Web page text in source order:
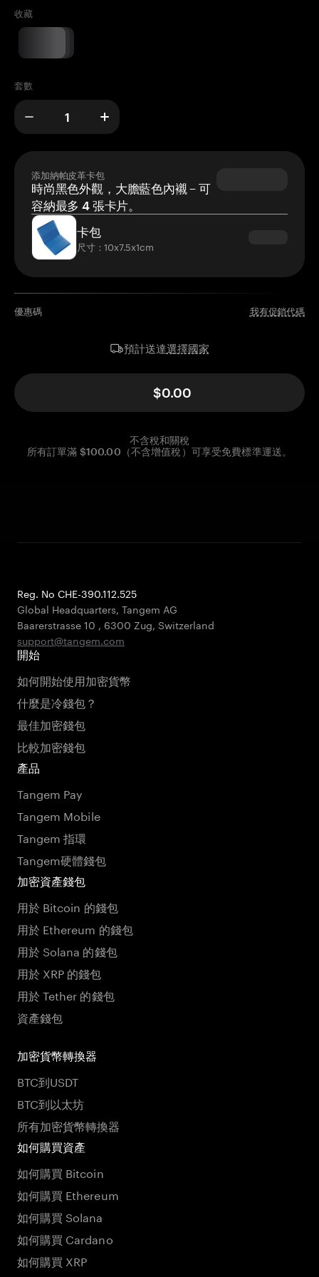
收藏
套數
添加納帕皮革卡包
時尚黑色外觀，大膽藍色內襯 – 可
容納最多 4 張卡片。
卡包
尺寸：10x7.5x1cm
優惠碼 我有促銷代碼
預計送達選擇國家
$0.00
不含稅和關稅
所有訂單滿 $100.00（不含增值稅）可享受免費標準運送。
Reg. No CHE-390.112.525
Global Headquarters, Tangem AG
Baarerstrasse 10 , 6300 Zug, Switzerland
support@tangem.com
開始
如何開始使用加密貨幣
什麼是冷錢包？
最佳加密錢包
比較加密錢包
產品
Tangem Pay
Tangem Mobile
Tangem 指環
Tangem硬體錢包
加密資產錢包
用於 Bitcoin 的錢包
用於 Ethereum 的錢包
用於 Solana 的錢包
用於 XRP 的錢包
用於 Tether 的錢包
資產錢包
加密貨幣轉換器
BTC到USDT
BTC到以太坊
所有加密貨幣轉換器
如何購買資產
如何購買 Bitcoin
如何購買 Ethereum
如何購買 Solana
如何購買 Cardano
如何購買 XRP